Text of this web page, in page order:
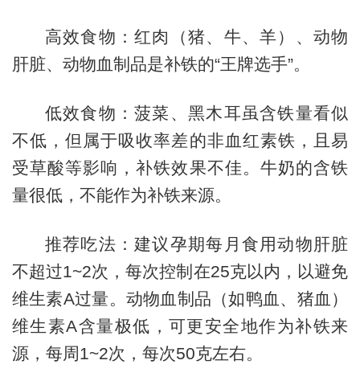
高效食物：红肉（猪、牛、羊）、动物
肝脏、动物血制品是补铁的“王牌选手”。
低效食物：菠菜、黑木耳虽含铁量看似
不低，但属于吸收率差的非血红素铁，且易
受草酸等影响，补铁效果不佳。牛奶的含铁
量很低，不能作为补铁来源。
推荐吃法：建议孕期每月食用动物肝脏
不超过1~2次，每次控制在25克以内，以避免
维生素A过量。动物血制品（如鸭血、猪血）
维生素A含量极低，可更安全地作为补铁来
源，每周1~2次，每次50克左右。